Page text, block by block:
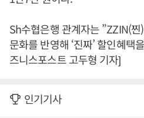
Sh수협은행 관계자는 ”ZZIN(
문화를 반영해 ‘진짜’ 할인혜택
즈니스포스트 고두형 기자]
인기기사